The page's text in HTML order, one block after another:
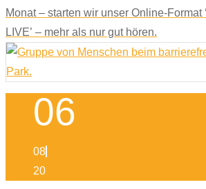
Monat – starten wir unser Online-Format
LIVE’ – mehr als nur gut hören.
06
08
20